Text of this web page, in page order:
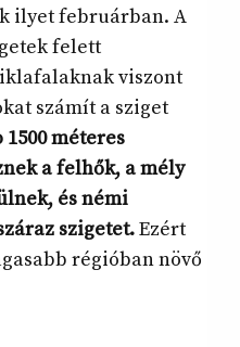
ilyet februárban. A
felett
viszont
számít a sziget
1500 méteres
a felhők, a mély
és némi
szigetet.Ezért
régióban növő